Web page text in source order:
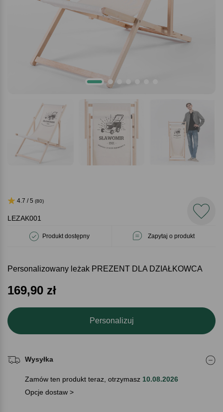
LEZAK001
Produkt dostępny Zapytaj o produkt
4.7 / 5 (80)
Personalizowany leżak PREZENT DLA DZIAŁKOWCA
169,90 zł
Personalizuj
Wysyłka
Zamów ten produkt teraz, otrzymasz 10.08.2026
Opcje dostaw >